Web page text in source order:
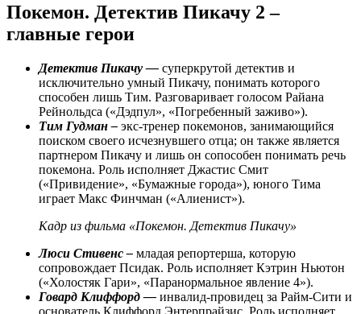
Покемон. Детектив Пикачу 2 –
главные герои
Детектив Пикачу — суперкрутой детектив и
исключительно умный Пикачу, понимать которого
способен лишь Тим. Разговаривает голосом Райана
Рейнольдса («Дэдпул», «Погребенный заживо»).
Тим Гудман – экс-тренер покемонов, занимающийся
поиском своего исчезнувшего отца; он также является
партнером Пикачу и лишь он сопособен понимать речь
покемона. Роль исполняет Джастис Смит
(«Привидение», «Бумажные города»), юного Тима
играет Макс Финчман («Алиенист»).
Кадр из фильма «Покемон. Детектив Пикачу»
Люси Стивенс – младая репортерша, которую
сопровождает Псидак. Роль исполняет Кэтрин Ньютон
(«Холостяк Гари», «Паранормальное явление 4»).
Говард Клиффорд — инвалид-провидец за Райм-Сити и
основатель Клиффорд Энтерпрайзис. Роль исполняет